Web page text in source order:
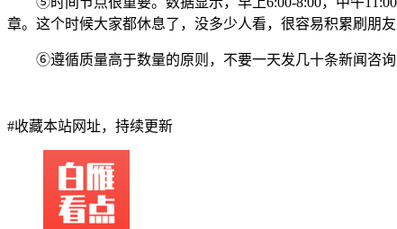
章。这个时候大家都休息了，没多少人看，很容易积累刷朋友
⑥遵循质量高于数量的原则，不要一天发几十条新闻咨
#收藏本站网址，持续更新